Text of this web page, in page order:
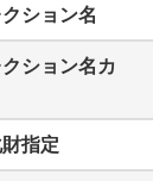
ション名
ション名カ
指定